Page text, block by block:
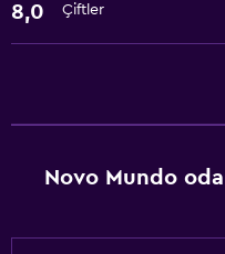
Çamaşır yıkama tesisleri
Cafe
8,0 Çiftler
Novo Mundo